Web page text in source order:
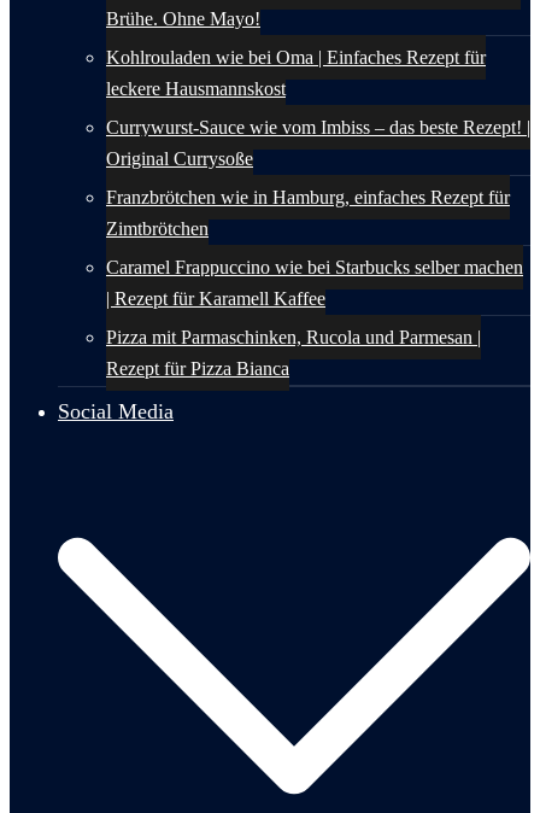
Brühe. Ohne Mayo!
Kohlrouladen wie bei Oma | Einfaches Rezept für
leckere Hausmannskost
Currywurst-Sauce wie vom Imbiss – das beste Rezept! |
Original Currysoße
Franzbrötchen wie in Hamburg, einfaches Rezept für
Zimtbrötchen
Caramel Frappuccino wie bei Starbucks selber machen
| Rezept für Karamell Kaffee
Pizza mit Parmaschinken, Rucola und Parmesan |
Rezept für Pizza Bianca
Social Media